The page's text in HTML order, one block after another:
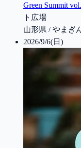
Green Summit
ト広場
山形県 / やまぎ
2026/9/6(日)